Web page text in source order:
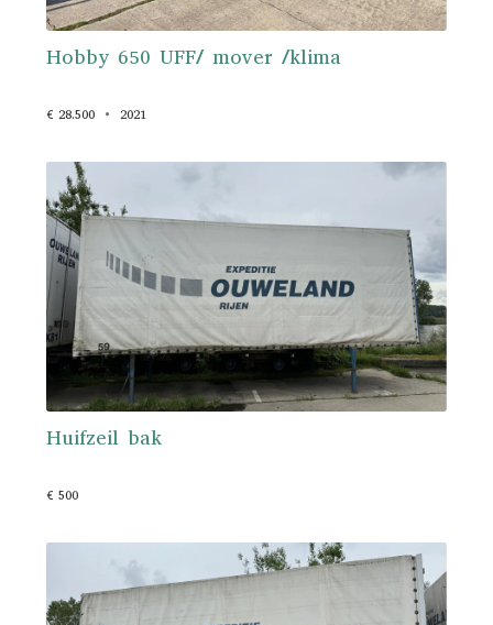
Hobby 650 UFF/ mover /klima
€ 28.500 2021
Huifzeil bak
€ 500